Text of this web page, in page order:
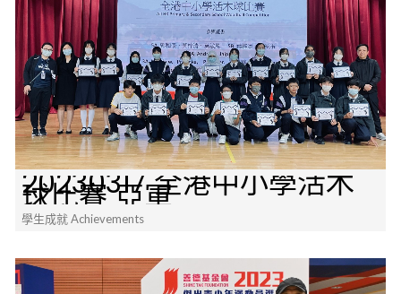
20230317 全港中小學活木
球比賽 亞軍
學生成就 Achievements